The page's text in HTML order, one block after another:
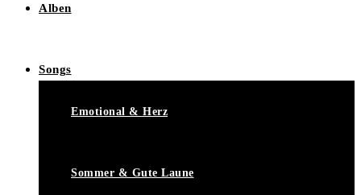
Alben
Songs
Emotional & Herz
Sommer & Gute Laune